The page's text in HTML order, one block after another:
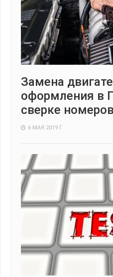
Замена
оформления в
сверке
6 МАЯ 2019 Г.